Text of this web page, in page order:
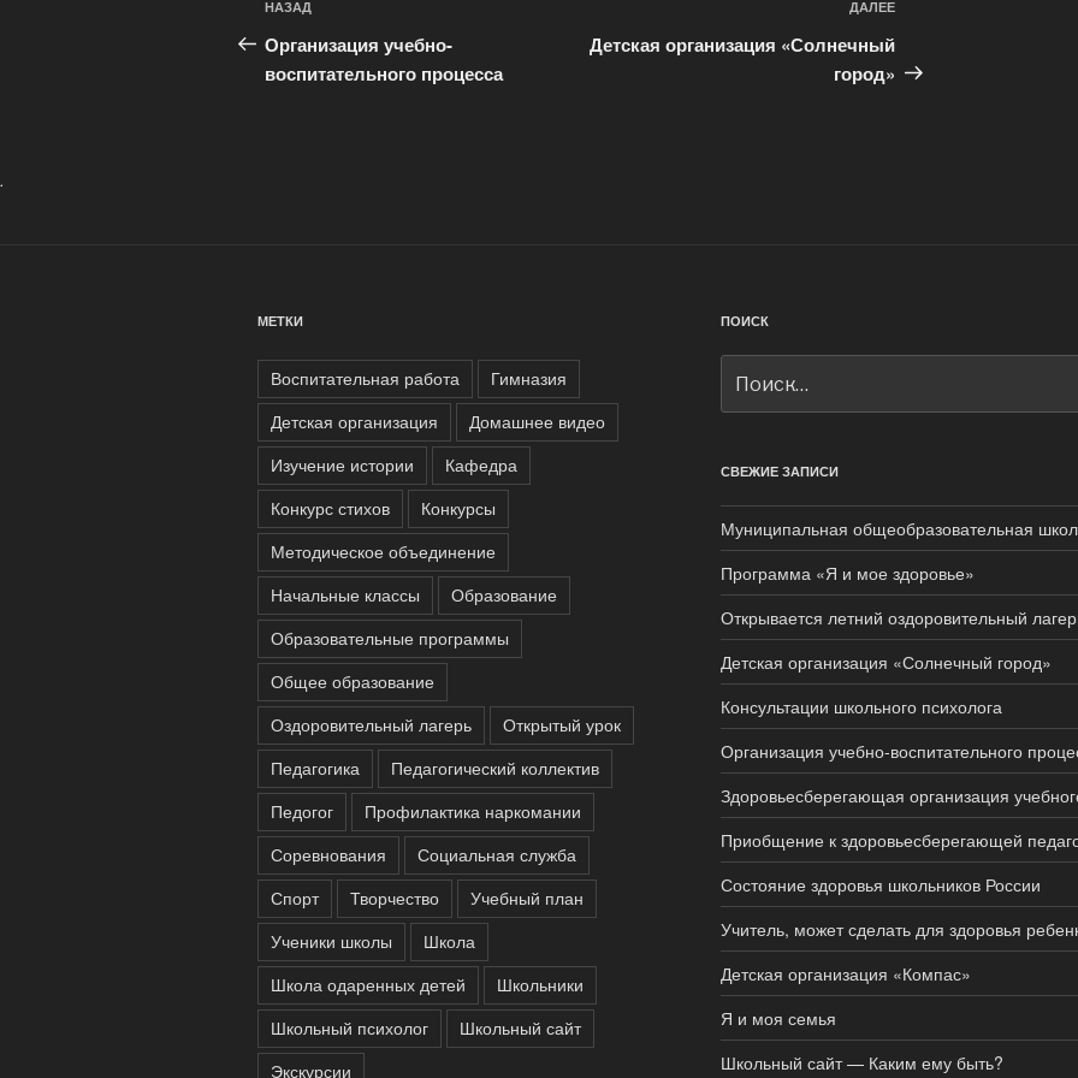
по
записям
Предыдущая
запись:
НАЗАД
Организация учебно-
воспитательного процесса
ДАЛЕЕ
Детская организация «Солнечный
город»
.
МЕТКИ
Воспитательная работа
Гимназия
Детская организация
Домашнее видео
Изучение истории
Кафедра
Конкурс стихов
Конкурсы
Методическое объединение
Начальные классы
Образование
Образовательные программы
Общее образование
Оздоровительный лагерь
Открытый урок
Педагогика
Педагогический коллектив
Педогог
Профилактика наркомании
Соревнования
Социальная служба
Спорт
Творчество
Учебный план
Ученики школы
Школа
Школа одаренных детей
Школьники
Школьный психолог
Школьный сайт
Экскурсии
ПОИСК
СВЕЖИЕ ЗАПИСИ
Муниципальная общеобразовательная
Программа «Я и мое здоровье»
Открывается летний оздоровительный
Детская организация «Солнечный город»
Консультации школьного психолога
Организация учебно-воспитательного
Здоровьесберегающая организация
Приобщение к здоровьесберегающей
Состояние здоровья школьников России
Учитель, может сделать для здоровья
Детская организация «Компас»
Я и моя семья
Школьный сайт — Каким ему быть?